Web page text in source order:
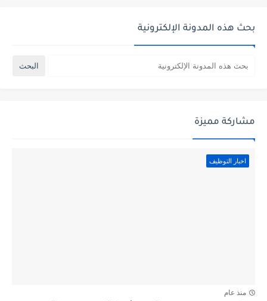
بحث هذه المدونة الإلكترونية
مشاركة مميزة
اخبار التوظيف
منذ عام